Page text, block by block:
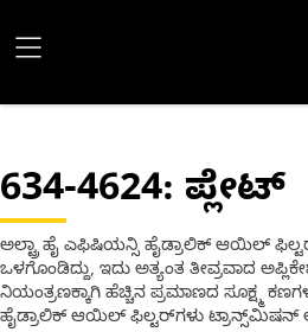
634-4624: ಪ್ಲೇಟ್
ಅಲ್ಟ್ರಾ ಹೈ ಎಫಿಷಿಯನ್ಸಿ ಹೈಡ್ರಾಲಿಕ್ ಆಯಿಲ್
ಒಳಗೊಂಡಿದ್ದು, ಇದು ಅತ್ಯಂತ ತೀವ್ರವಾದ
ನಿಯಂತ್ರಣಕ್ಕಾಗಿ ಹೆಚ್ಚಿನ ಪ್ರಮಾಣದ ಸೂಕ್ಷ್ಮ
ಹೈಡ್ರಾಲಿಕ್ ಆಯಿಲ್ ಫಿಲ್ಟರ್‌ಗಳು ಟ್ರಾನ್ಸ್‌ಮಿಷನ್